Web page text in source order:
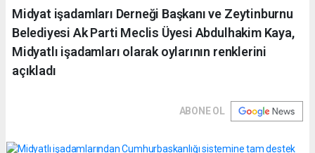
Midyat işadamları Derneği Başkanı ve Zeytinburnu
Belediyesi Ak Parti Meclis Üyesi Abdulhakim Kaya,
Midyatlı işadamları olarak oylarının renklerini
açıkladı
ABONE OL